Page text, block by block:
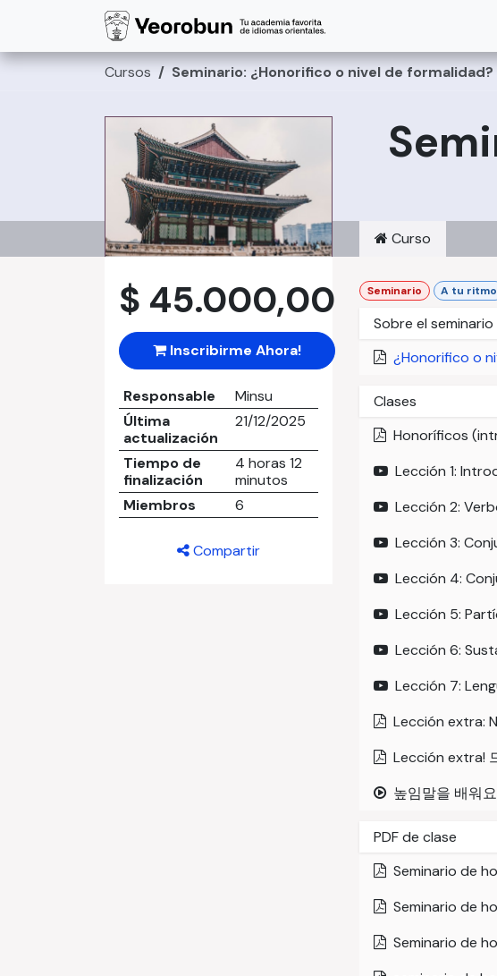
Cursos Seminario: ¿Honorifico o nivel de formalidad?
$ 45.000,00
Inscribirme Ahora!
Responsable
Minsu
Última
actualización
21/12/2025
Tiempo de
finalización
4 horas 12
minutos
Miembros
6
Compartir
Curso
Seminario A tu ritmo
Sobre el seminario
¿Honorifico o
Clases
Honoríficos
Lección 1:
Lección 2:
Lección 3:
Lección 4:
Lección 5:
Lección 6:
Lección 7:
Lección extra:
Lección extra!
높임말을 배워
PDF de clase
Seminario de
Seminario de
Seminario de